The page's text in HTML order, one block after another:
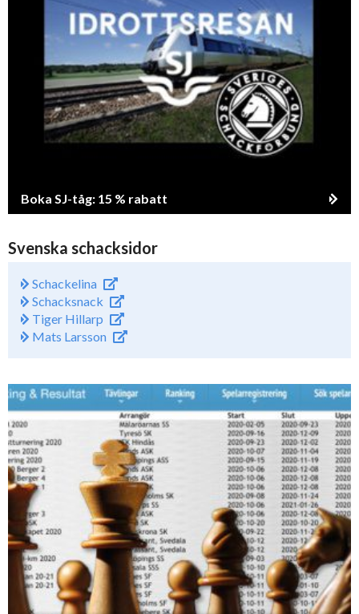
Boka SJ-tåg: 15 % rabatt
Svenska schacksidor
Schackelina
Schacksnack
Tiger Hillarp
Mats Larsson